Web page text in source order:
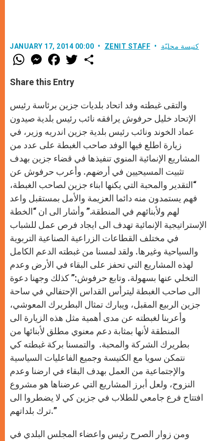
JANUARY 17, 2014 00:00 ZENIT STAFF كنيسة محليّة
W
h
t
s
p
M
e
s
e
g
e
r
F
a
e
b
k
w
Share this Entry
والتقى غبطته وفد اتحاد بلديات جزين برئاسة رئيس
الإتحاد خليل حرفوش يرافقه نائب رئيس بلدية صيدون
عماد الخوند ونائب رئيس بلدية جزين اندريه وزير، في
زيارة اطلع فيها الوفد صاحب الغبطة على عدد من
المشاريع الإنمائية المنوي تنفيذها في قضاء جزين بهدف
تثبيت المسيحيين في أرضهم. وأعرب حرفوش عن
“التقدير والمحبة التي يكنها ابناء جزين لصاحب الغبطة،
فهم يستمدون منه دائما العزيمة والأمل بمستقبل واعد
لهم ولأبنائهم في المنطقة.” وأشار الى ان “الخطة
الإستراتيجية الإنمائية تهدف الى ايجاد فرص عمل للشباب
في مختلف القطاعات الزراعية الصناعية التربوية
والسياحية وغيرها. ولقد لمسنا من غبطته الدعم الكامل
لهذه المشاريع التي تحفز على البقاء في الأرض وعدم
التخلي عنها بسهولة. وتابع حرفوش:” كذلك وجهنا دعوة
الى صاحب الغبطة ليترأس القداس الإحتفالي في ساحة
جزين الربيع المقبل، ويبارك تمثال البطريرك المعوشي،
وأعربنا لغبطته عن مدى أهمية مثل هذه الزيارة الى
المنطقة لأنها بمثابة دعم معنوي مطلق لأبنائها من
بطريرك الشركة والمحبة. والتمسنا بركة غبطته كي
نتمكن سويا مع الكنيسة وجميع الفاعليات السياسية
والإجتماعية من العمل بهدف البقاء في ارضنا وعدم
النزوح، ولعل أبرز المشاريع التي عرضناها هو مشروع
افتتاح فرع جامعي للطلاب في جزين كي لا يضطروا الى
ترك بلداتهم.”
ومن زوار الصرح رئيس واعضاء المجلس البلدي في